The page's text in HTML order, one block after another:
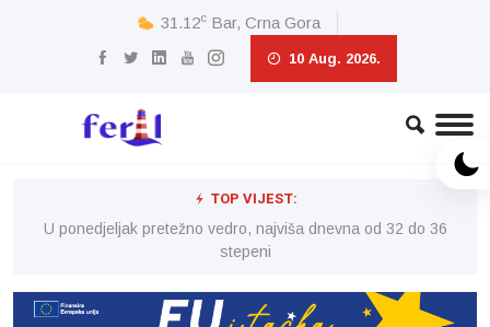
31.12c Bar, Crna Gora
10 Aug. 2026.
TOP VIJEST:
U ponedjeljak pretežno vedro, najviša dnevna od 32 do 36
stepeni